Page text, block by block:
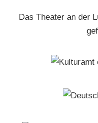
Das Theater an der